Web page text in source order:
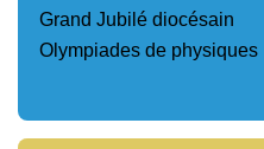
Grand Jubilé diocésain
Olympiades de physiques